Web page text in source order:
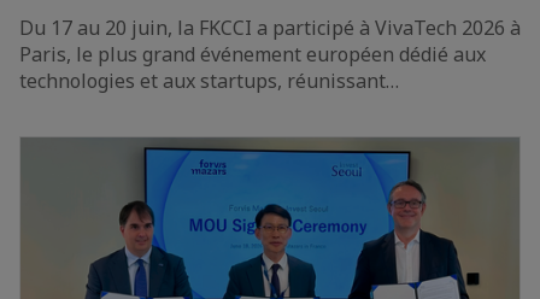
Du 17 au 20 juin, la FKCCI a participé à VivaTech 2026 à
Paris, le plus grand événement européen dédié aux
technologies et aux startups, réunissant…